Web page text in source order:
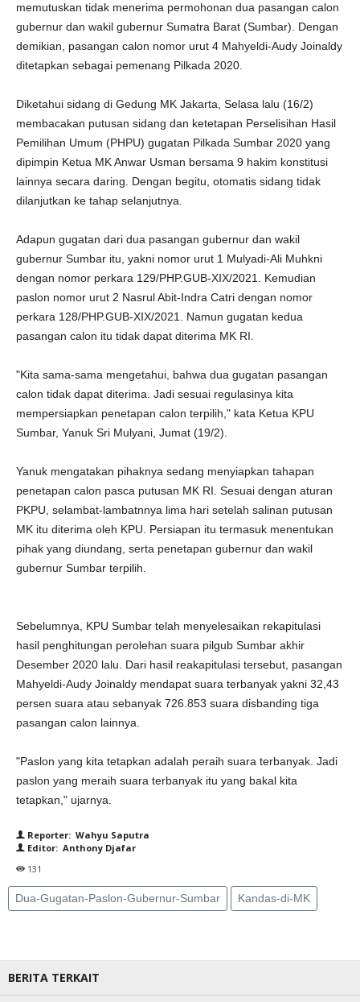
memutuskan tidak menerima permohonan dua pasangan calon
gubernur dan wakil gubernur Sumatra Barat (Sumbar). Dengan
demikian, pasangan calon nomor urut 4 Mahyeldi-Audy Joinaldy
ditetapkan sebagai pemenang Pilkada 2020.
Diketahui sidang di Gedung MK Jakarta, Selasa lalu (16/2)
membacakan putusan sidang dan ketetapan Perselisihan Hasil
Pemilihan Umum (PHPU) gugatan Pilkada Sumbar 2020 yang
dipimpin Ketua MK Anwar Usman bersama 9 hakim konstitusi
lainnya secara daring. Dengan begitu, otomatis sidang tidak
dilanjutkan ke tahap selanjutnya.
Adapun gugatan dari dua pasangan gubernur dan wakil
gubernur Sumbar itu, yakni nomor urut 1 Mulyadi-Ali Muhkni
dengan nomor perkara 129/PHP.GUB-XIX/2021. Kemudian
paslon nomor urut 2 Nasrul Abit-Indra Catri dengan nomor
perkara 128/PHP.GUB-XIX/2021. Namun gugatan kedua
pasangan calon itu tidak dapat diterima MK RI.
"Kita sama-sama mengetahui, bahwa dua gugatan pasangan
calon tidak dapat diterima. Jadi sesuai regulasinya kita
mempersiapkan penetapan calon terpilih," kata Ketua KPU
Sumbar, Yanuk Sri Mulyani, Jumat (19/2).
Yanuk mengatakan pihaknya sedang menyiapkan tahapan
penetapan calon pasca putusan MK RI. Sesuai dengan aturan
PKPU, selambat-lambatnnya lima hari setelah salinan putusan
MK itu diterima oleh KPU. Persiapan itu termasuk menentukan
pihak yang diundang, serta penetapan gubernur dan wakil
gubernur Sumbar terpilih.
Sebelumnya, KPU Sumbar telah menyelesaikan rekapitulasi
hasil penghitungan perolehan suara pilgub Sumbar akhir
Desember 2020 lalu. Dari hasil reakapitulasi tersebut, pasangan
Mahyeldi-Audy Joinaldy mendapat suara terbanyak yakni 32,43
persen suara atau sebanyak 726.853 suara disbanding tiga
pasangan calon lainnya.
"Paslon yang kita tetapkan adalah peraih suara terbanyak. Jadi
paslon yang meraih suara terbanyak itu yang bakal kita
tetapkan," ujarnya.
Reporter: Wahyu Saputra
Editor: Anthony Djafar
131
Dua-Gugatan-Paslon-Gubernur-Sumbar Kandas-di-MK
BERITA TERKAIT